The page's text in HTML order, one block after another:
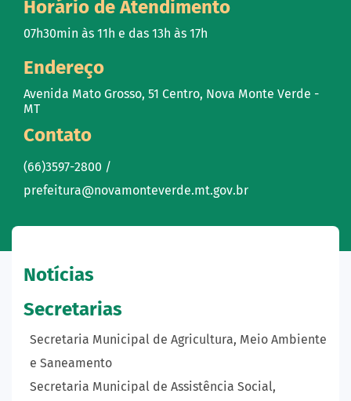
Horário de Atendimento
07h30min às 11h e das 13h às 17h
Endereço
Avenida Mato Grosso, 51 Centro, Nova Monte Verde -
MT
Contato
(66)3597-2800 /
prefeitura@novamonteverde.mt.gov.br
Notícias
Secretarias
Secretaria Municipal de Agricultura, Meio Ambiente
e Saneamento
Secretaria Municipal de Assistência Social,